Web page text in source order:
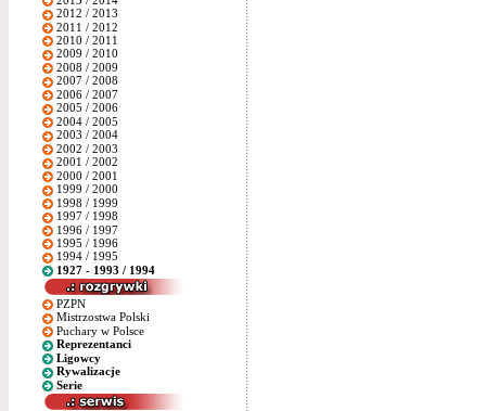
2012 / 2013
2011 / 2012
2010 / 2011
2009 / 2010
2008 / 2009
2007 / 2008
2006 / 2007
2005 / 2006
2004 / 2005
2003 / 2004
2002 / 2003
2001 / 2002
2000 / 2001
1999 / 2000
1998 / 1999
1997 / 1998
1996 / 1997
1995 / 1996
1994 / 1995
1927 - 1993 / 1994
PZPN
Mistrzostwa Polski
Puchary w Polsce
Reprezentanci
Ligowcy
Rywalizacje
Serie